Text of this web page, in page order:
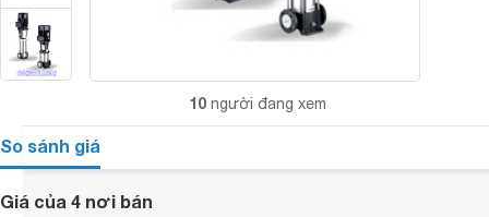
10 người đang xem
So sánh giá
Giá của 4 nơi bán